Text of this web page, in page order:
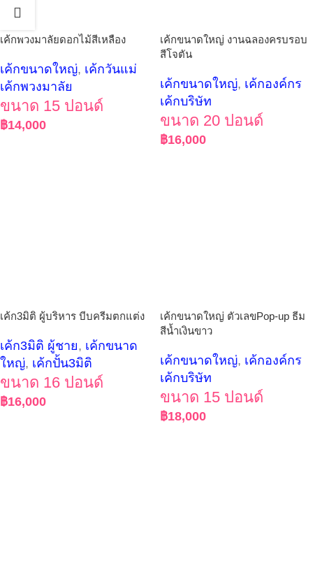
เค้กพวงมาลัยดอกไม้สีเหลือง
เค้กขนาดใหญ่, เค้กวันแม่
เค้กพวงมาลัย
ขนาด 15 ปอนด์
฿14,000
เค้กขนาดใหญ่ งานฉลองครบรอบ
สีโจตัน
เค้กขนาดใหญ่, เค้กองค์กร
เค้กบริษัท
ขนาด 20 ปอนด์
฿16,000
เค้ก3มิติ ผู้บริหาร บีบครีมตกแต่ง
เค้ก3มิติ ผู้ชาย, เค้กขนาด
ใหญ่, เค้กปั้น3มิติ
ขนาด 16 ปอนด์
฿16,000
เค้กขนาดใหญ่ ตัวเลขPop-up ธีม
สีน้ำเงินขาว
เค้กขนาดใหญ่, เค้กองค์กร
เค้กบริษัท
ขนาด 15 ปอนด์
฿18,000